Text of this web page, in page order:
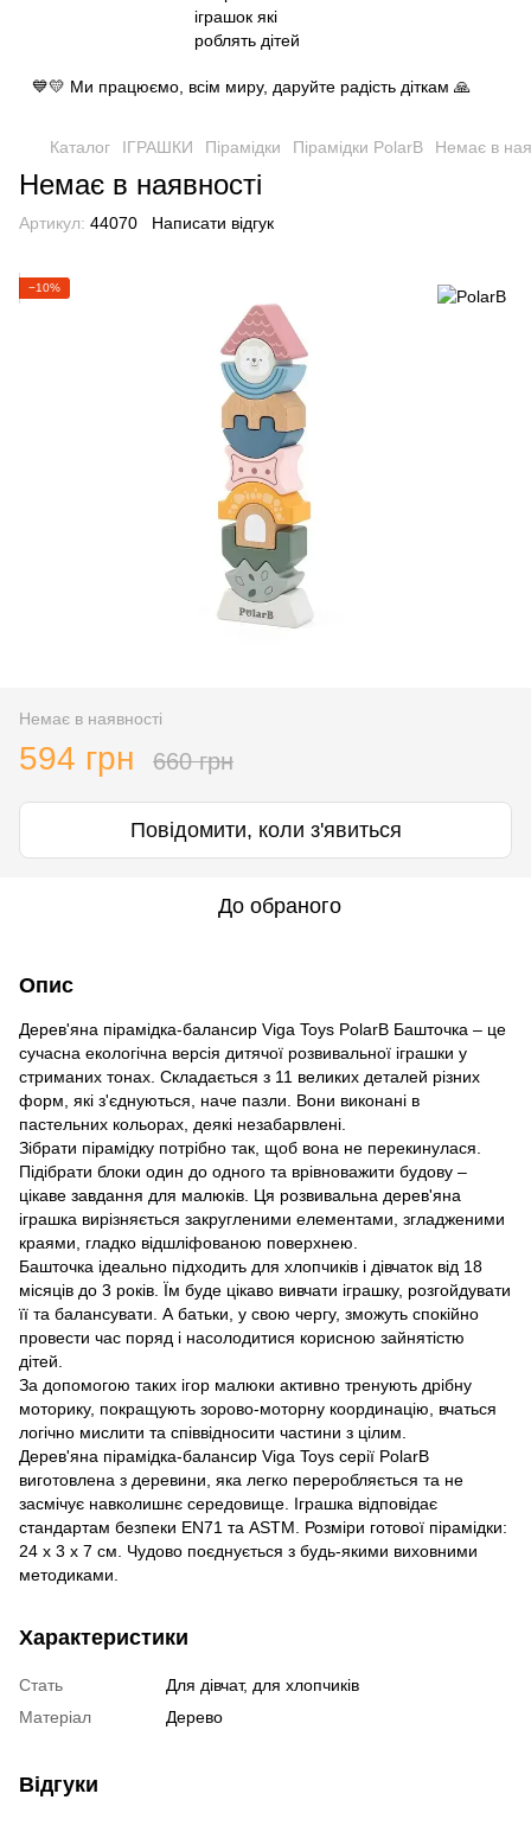
💙💛 Ми працюємо, всім миру, даруйте радість діткам 🙏
Каталог ІГРАШКИ Пірамідки Пірамідки PolarB Немає в
Немає в наявності
Артикул: 44070 Написати відгук
−10%
Немає в наявності
594 грн 660 грн
Повідомити, коли з'явиться
До обраного
Опис
Дерев'яна пірамідка-балансир Viga Toys PolarB Башточка – це
сучасна екологічна версія дитячої розвивальної іграшки у
стриманих тонах. Складається з 11 великих деталей різних
форм, які з'єднуються, наче пазли. Вони виконані в
пастельних кольорах, деякі незабарвлені.
Зібрати пірамідку потрібно так, щоб вона не перекинулася.
Підібрати блоки один до одного та врівноважити будову –
цікаве завдання для малюків. Ця розвивальна дерев'яна
іграшка вирізняється закругленими елементами, згладженими
краями, гладко відшліфованою поверхнею.
Башточка ідеально підходить для хлопчиків і дівчаток від 18
місяців до 3 років. Їм буде цікаво вивчати іграшку, розгойдувати
її та балансувати. А батьки, у свою чергу, зможуть спокійно
провести час поряд і насолодитися корисною зайнятістю
дітей.
За допомогою таких ігор малюки активно тренують дрібну
моторику, покращують зорово-моторну координацію, вчаться
логічно мислити та співвідносити частини з цілим.
Дерев'яна пірамідка-балансир Viga Toys серії PolarB
виготовлена з деревини, яка легко переробляється та не
засмічує навколишнє середовище. Іграшка відповідає
стандартам безпеки EN71 та ASTM. Розміри готової пірамідки:
24 х 3 х 7 см. Чудово поєднується з будь-якими виховними
методиками.
Характеристики
Стать
Для дівчат, для хлопчиків
Матеріал
Дерево
Відгуки